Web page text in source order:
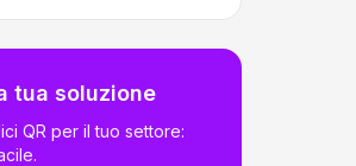
tua soluzione
QR per il tuo settore: